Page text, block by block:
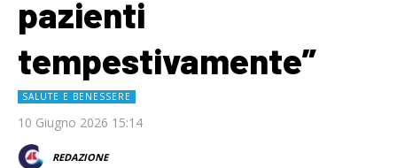
pazienti
tempestivamente”
SALUTE E BENESSERE
10 Giugno 2026 15:14
REDAZIONE